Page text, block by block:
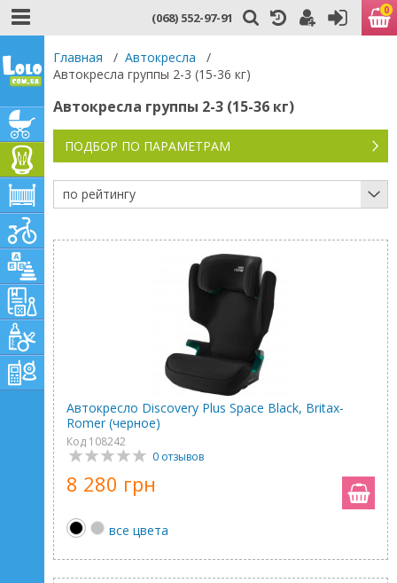
(068) 552-97-91 0
Главная / Автокресла
/
Автокресла группы 2-3 (15-36 кг)
Автокресла группы 2-3 (15-36 кг)
ПОДБОР ПО ПАРАМЕТРАМ
по рейтингу
Автокресло Discovery Plus Space Black, Britax-
Romer (черное)
Код 108242
0 отзывов
8 280 грн
все цвета